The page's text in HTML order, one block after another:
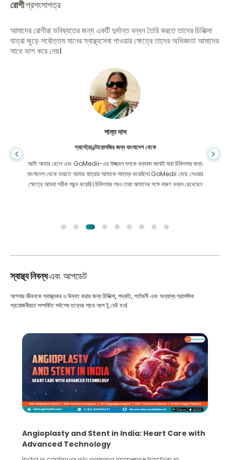
রোগীপ্রশংসাপত্র
আমাদের রোগীরা ভবিষ্যতের জন্য একটি দুর্দান্ত বন্ধন তৈরি করতে তাদের চিকিত্সা
যাত্রা জুড়ে সর্বোত্তম মানের স্বাস্থ্যসেবা পাওয়ার ক্ষেত্রে তাদের অভিজ্ঞতা আমাদের
সাথে ভাগ করে নেয়।
শান্ত দাস
গ্যাস্ট্রোএন্টারোলজির জন্য বাংলাদেশ থেকে
আমি আমার ছেলে এবং GoMedii-এর উজ্জ্বল দলকে ধন্যবাদ জানাই যারা চিকিৎসার জন্য
বাংলাদেশ থেকে ভারতে আমার যাত্রায় আমাকে সাহায্য করেছিল। GoMedii বেছে নেওয়ার
ক্ষেত্রে আমরা সঠিক পছন্দ করেছি। চিকিৎসার পরও তারা আমাদের সঙ্গে দারুণ বন্ধন রেখেছেন
স্বাস্থ্য নিবন্ধএবং আপডেট
আপনার জীবনকে স্বাস্থ্যকর ও উন্নত করার জন্য চিকিত্সা, পদ্ধতি, শর্তাবলী এবং অন্যান্য প্রাসঙ্গিক
প্রয়োজনীয়তা সম্পর্কিত সর্বশেষ তথ্যের সাথে আপ টু ডেট হন।
Angioplasty and Stent in India: Heart Care with
Advanced Technology